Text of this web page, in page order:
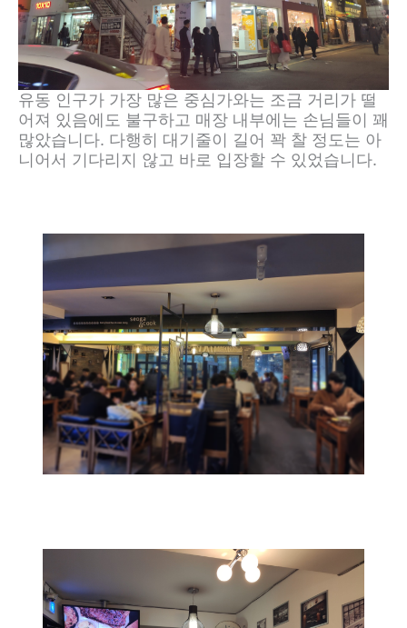
유동 인구가 가장 많은 중심가와는 조금 거리가 떨
어져 있음에도 불구하고 매장 내부에는 손님들이 꽤
많았습니다. 다행히 대기줄이 길어 꽉 찰 정도는 아
니어서 기다리지 않고 바로 입장할 수 있었습니다.